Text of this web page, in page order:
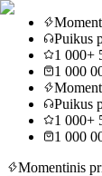
Puikus
1 000+
1 000
Puikus
1 000+
1 000
Momentinis